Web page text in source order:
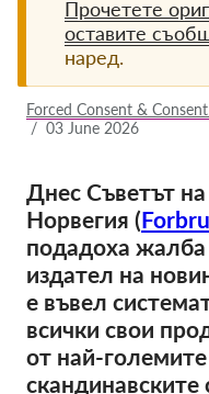
Прочетете
оставите
наред.
Forced Consent &
/ 03 June 2026
Днес Съветът
Норвегия (
подадоха
издател на
е въвел
всички свои
от най-